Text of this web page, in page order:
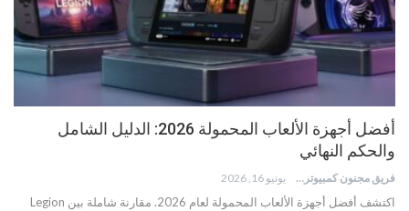
أفضل أجهزة الألعاب المحمولة 2026: الدليل الشامل
والحكم النهائي
فريق مجنون كمبيوتر يونيو 16, 2026
اكتشف أفضل أجهزة الألعاب المحمولة لعام 2026. مقارنة شاملة بين Legion